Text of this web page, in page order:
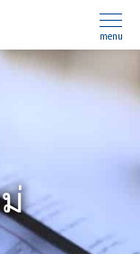
menu